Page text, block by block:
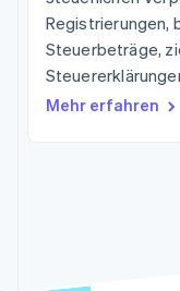
Mehr
Product
Registrierungen,
Steuerbeträge,
Mehr erfahren